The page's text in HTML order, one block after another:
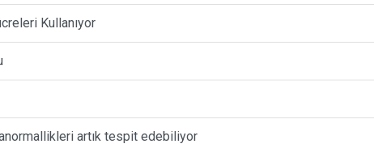
Kullanıyor
artık tespit edebiliyor